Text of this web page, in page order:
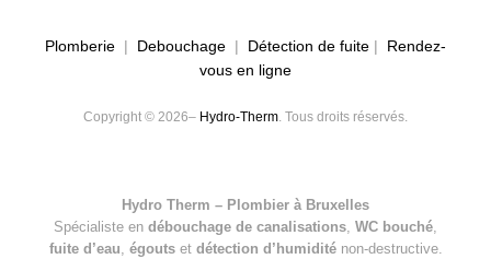
Plomberie | Debouchage | Détection de fuite | Rendez-
vous en ligne
Copyright © 2026– Hydro-Therm. Tous droits réservés.
Hydro Therm – Plombier à Bruxelles
Spécialiste en débouchage de canalisations, WC bouché,
fuite d’eau, égoutset détection d’humiditénon-destructive.